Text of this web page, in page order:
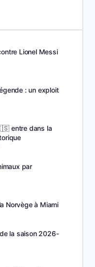
Lionel Messi
: un exploit
entre dans la
par
Norvège à Miami
la saison 2026-